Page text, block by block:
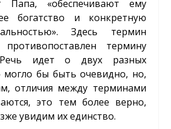
Папа, «обеспечивают ему
богатство и конкретную
Здесь термин
противопоставлен термину
Речь идет о двух разных
могло бы быть очевидно, но,
отличия между терминами
это тем более верно,
увидим их единство.